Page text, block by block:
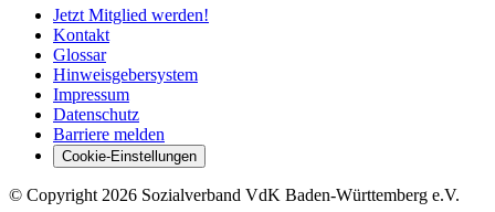
Jetzt Mitglied werden!
Kontakt
Glossar
Hinweisgebersystem
Impressum
Datenschutz
Barriere melden
Cookie-Einstellungen
© Copyright 2026 Sozialverband VdK Baden-Württemberg e.V.